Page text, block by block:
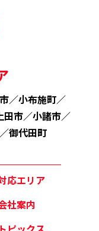
／小布施町／
田市／小諸市／
／御代田町
応エリア
社案内